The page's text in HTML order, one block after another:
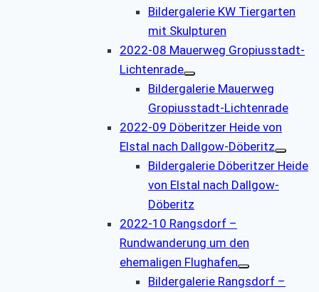
Bildergalerie KW Tiergarten
mit Skulpturen
2022-08 Mauerweg Gropiusstadt-
Lichtenrade
Bildergalerie Mauerweg
Gropiusstadt-Lichtenrade
2022-09 Döberitzer Heide von
Elstal nach Dallgow-Döberitz
Bildergalerie Döberitzer Heide
von Elstal nach Dallgow-
Döberitz
2022-10 Rangsdorf –
Rundwanderung um den
ehemaligen Flughafen
Bildergalerie Rangsdorf –